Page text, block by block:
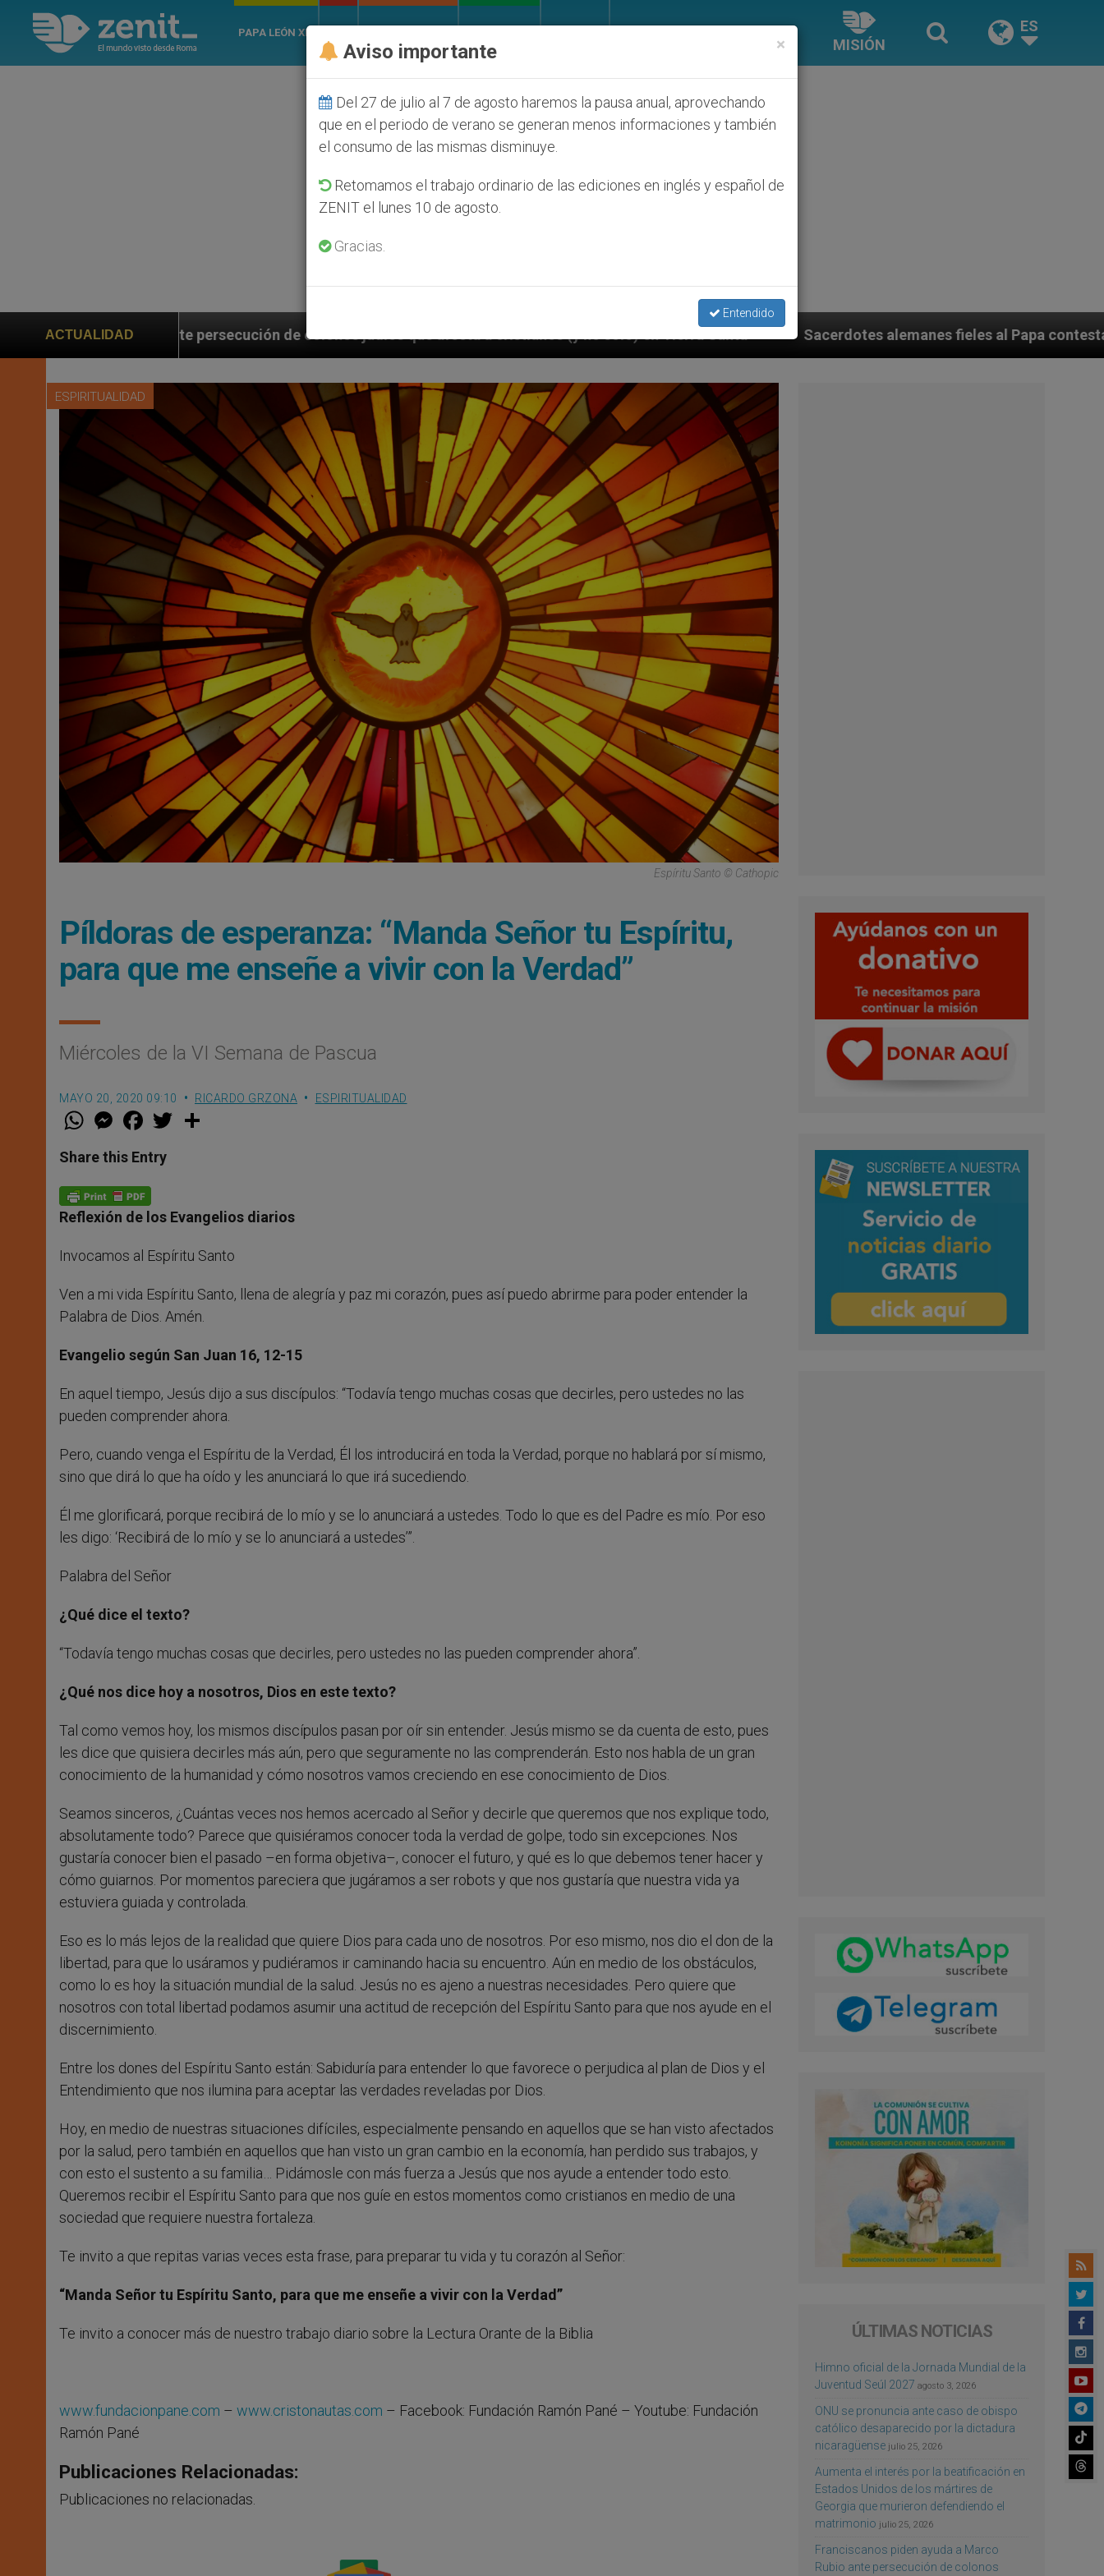
PAPA LEÓN XIV
MISIÓN
ES
ACTUALIDAD
persecución de colonos judíos que afecta a cristianos (y no sólo) en Tierra Santa Sacerdotes alemanes fieles al Papa contestan a su propio obispo
ESPIRITUALIDAD
Espíritu Santo © Cathopic
Píldoras de esperanza: “Manda Señor tu Espíritu,
para que me enseñe a vivir con la Verdad”
Miércoles de la VI Semana de Pascua
MAYO 20, 2020 09:10 RICARDO GRZONA ESPIRITUALIDAD
W
t
s
p
p
M
e
s
e
g
e
r
F
a
e
b
o
k
w
Share this Entry
Reflexión de los Evangelios diarios
Invocamos al Espíritu Santo
Ven a mi vida Espíritu Santo, llena de alegría y paz mi corazón, pues así puedo abrirme para poder entender la
Palabra de Dios. Amén.
Evangelio según San Juan 16, 12-15
En aquel tiempo, Jesús dijo a sus discípulos: “Todavía tengo muchas cosas que decirles, pero ustedes no las
pueden comprender ahora.
Pero, cuando venga el Espíritu de la Verdad, Él los introducirá en toda la Verdad, porque no hablará por sí mismo,
sino que dirá lo que ha oído y les anunciará lo que irá sucediendo.
Él me glorificará, porque recibirá de lo mío y se lo anunciará a ustedes. Todo lo que es del Padre es mío. Por eso
les digo: ‘Recibirá de lo mío y se lo anunciará a ustedes’”.
Palabra del Señor
¿Qué dice el texto?
“Todavía tengo muchas cosas que decirles, pero ustedes no las pueden comprender ahora”.
¿Qué nos dice hoy a nosotros, Dios en este texto?
Tal como vemos hoy, los mismos discípulos pasan por oír sin entender. Jesús mismo se da cuenta de esto, pues
les dice que quisiera decirles más aún, pero que seguramente no las comprenderán. Esto nos habla de un gran
conocimiento de la humanidad y cómo nosotros vamos creciendo en ese conocimiento de Dios.
Seamos sinceros, ¿Cuántas veces nos hemos acercado al Señor y decirle que queremos que nos explique todo,
absolutamente todo? Parece que quisiéramos conocer toda la verdad de golpe, todo sin excepciones. Nos
gustaría conocer bien el pasado –en forma objetiva–, conocer el futuro, y qué es lo que debemos tener hacer y
cómo guiarnos. Por momentos pareciera que jugáramos a ser robots y que nos gustaría que nuestra vida ya
estuviera guiada y controlada.
Eso es lo más lejos de la realidad que quiere Dios para cada uno de nosotros. Por eso mismo, nos dio el don de la
libertad, para que lo usáramos y pudiéramos ir caminando hacia su encuentro. Aún en medio de los obstáculos,
como lo es hoy la situación mundial de la salud. Jesús no es ajeno a nuestras necesidades. Pero quiere que
nosotros con total libertad podamos asumir una actitud de recepción del Espíritu Santo para que nos ayude en el
discernimiento.
Entre los dones del Espíritu Santo están: Sabiduría para entender lo que favorece o perjudica al plan de Dios y el
Entendimiento que nos ilumina para aceptar las verdades reveladas por Dios.
Hoy, en medio de nuestras situaciones difíciles, especialmente pensando en aquellos que se han visto afectados
por la salud, pero también en aquellos que han visto un gran cambio en la economía, han perdido sus trabajos, y
con esto el sustento a su familia… Pidámosle con más fuerza a Jesús que nos ayude a entender todo esto.
Queremos recibir el Espíritu Santo para que nos guíe en estos momentos como cristianos en medio de una
sociedad que requiere nuestra fortaleza.
Te invito a que repitas varias veces esta frase, para preparar tu vida y tu corazón al Señor:
“Manda Señor tu Espíritu Santo, para que me enseñe a vivir con la Verdad”
Te invito a conocer más de nuestro trabajo diario sobre la Lectura Orante de la Biblia
www.fundacionpane.com – www.cristonautas.com – Facebook: Fundación Ramón Pané – Youtube: Fundación
Ramón Pané
Publicaciones Relacionadas:
Publicaciones no relacionadas.
ÚLTIMAS NOTICIAS
Himno oficial de la Jornada Mundial de la
Juventud Seúl 2027 agosto 3, 2026
ONU se pronuncia ante caso de obispo
católico desaparecido por la dictadura
nicaragüense julio 25, 2026
Aumenta el interés por la beatificación en
Estados Unidos de los mártires de
Georgia que murieron defendiendo el
matrimonio julio 25, 2026
Franciscanos piden ayuda a Marco
Rubio ante persecución de colonos
×
Aviso importante
Del 27 de julio al 7 de agosto haremos la pausa anual, aprovechando
que en el periodo de verano se generan menos informaciones y también
el consumo de las mismas disminuye.
Retomamos el trabajo ordinario de las ediciones en inglés y español de
ZENIT el lunes 10 de agosto.
Gracias.
Entendido